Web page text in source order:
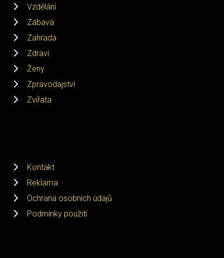
Vzdělání
Zábava
Zahrada
Zdraví
Ženy
Zpravodajství
Zvířata
Kontakt
Reklama
Ochrana osobních údajů
Podmínky použití